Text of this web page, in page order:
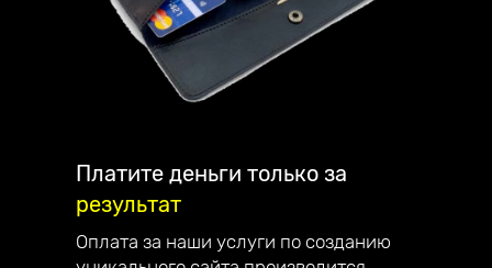
их продвижением по всей России.
Являемся официальным партнёром
компании Mottor. Мы постоянно улучшаем
качество обслуживания. Работаем на
Наши достижения:
— в 2022 году начали разрабатывать свой
Платите деньги только за
результат
Оплата за наши услуги по созданию